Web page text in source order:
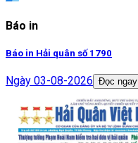
Báo in
Báo in Hải quân số 1790
Ngày 03-08-2026 Đọc ngay